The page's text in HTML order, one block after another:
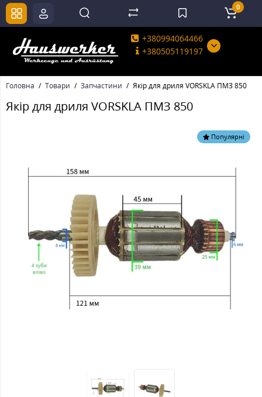
+380994064466
+380505119197
0
Головна Товари Запчастини Якір для дриля VORSKLA ПМЗ 850
Якір для дриля VORSKLA ПМЗ 850
Популярні